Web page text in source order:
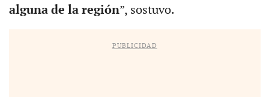
alguna de la región”, sostuvo.
PUBLICIDAD